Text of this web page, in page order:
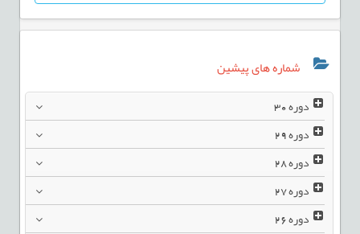
شماره های پیشین
دوره30
دوره29
دوره28
دوره27
دوره26